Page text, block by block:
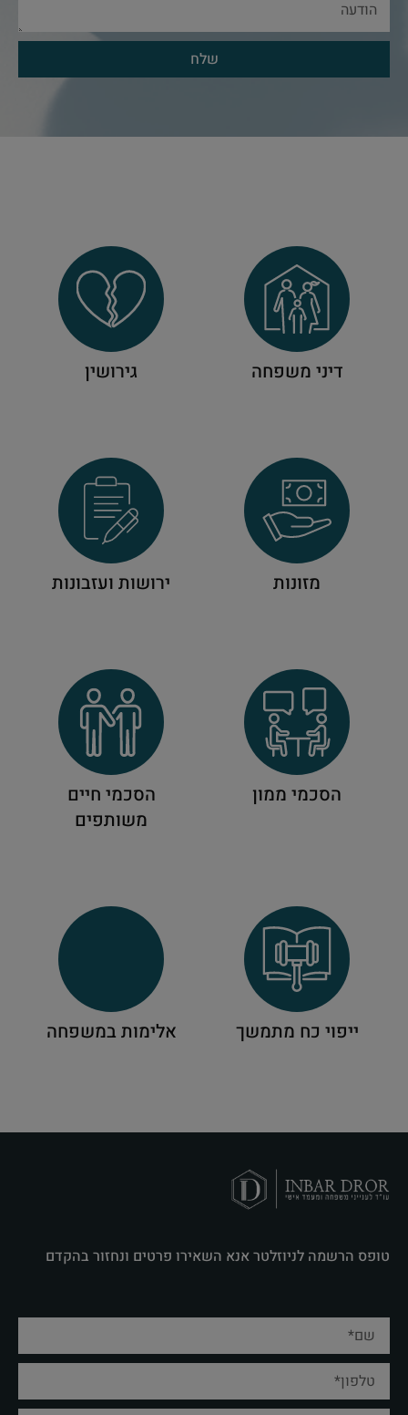
שלח
דיני משפחה גירושין
מזונות ירושות ועזבונות
הסכמי ממון
הסכמי חיים
משותפים
ייפוי כח מתמשך אלימות במשפחה
טופס הרשמה לניוזלטר אנא השאירו פרטים ונחזור בהקדם